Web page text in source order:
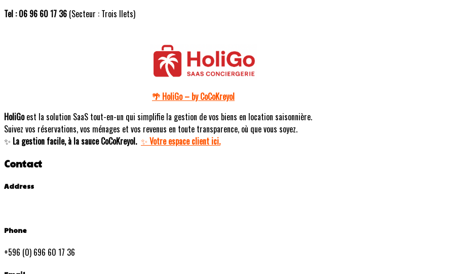
Tel : 06 96 60 17 36 (Secteur : Trois Ilets)
🌴 HoliGo – by CoCoKreyol
HoliGoest la solution SaaS tout-en-un qui simplifie la gestion de vos biens en location saisonnière.
Suivez vos réservations, vos ménages et vos revenus en toute transparence, où que vous soyez.
✨ La gestion facile, à la sauce CoCoKreyol. ✨ Votre espace client ici.
Contact
Address
Phone
+596 (0) 696 60 17 36